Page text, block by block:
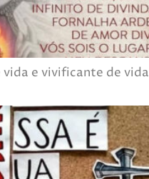
vida e vivificante de vida